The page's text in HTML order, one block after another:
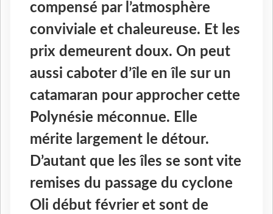
compensé par l’atmosphère
conviviale et chaleureuse. Et les
prix demeurent doux. On peut
aussi caboter d’île en île sur un
catamaran pour approcher cette
Polynésie méconnue. Elle
mérite largement le détour.
D’autant que les îles se sont vite
remises du passage du cyclone
Oli début février et sont de